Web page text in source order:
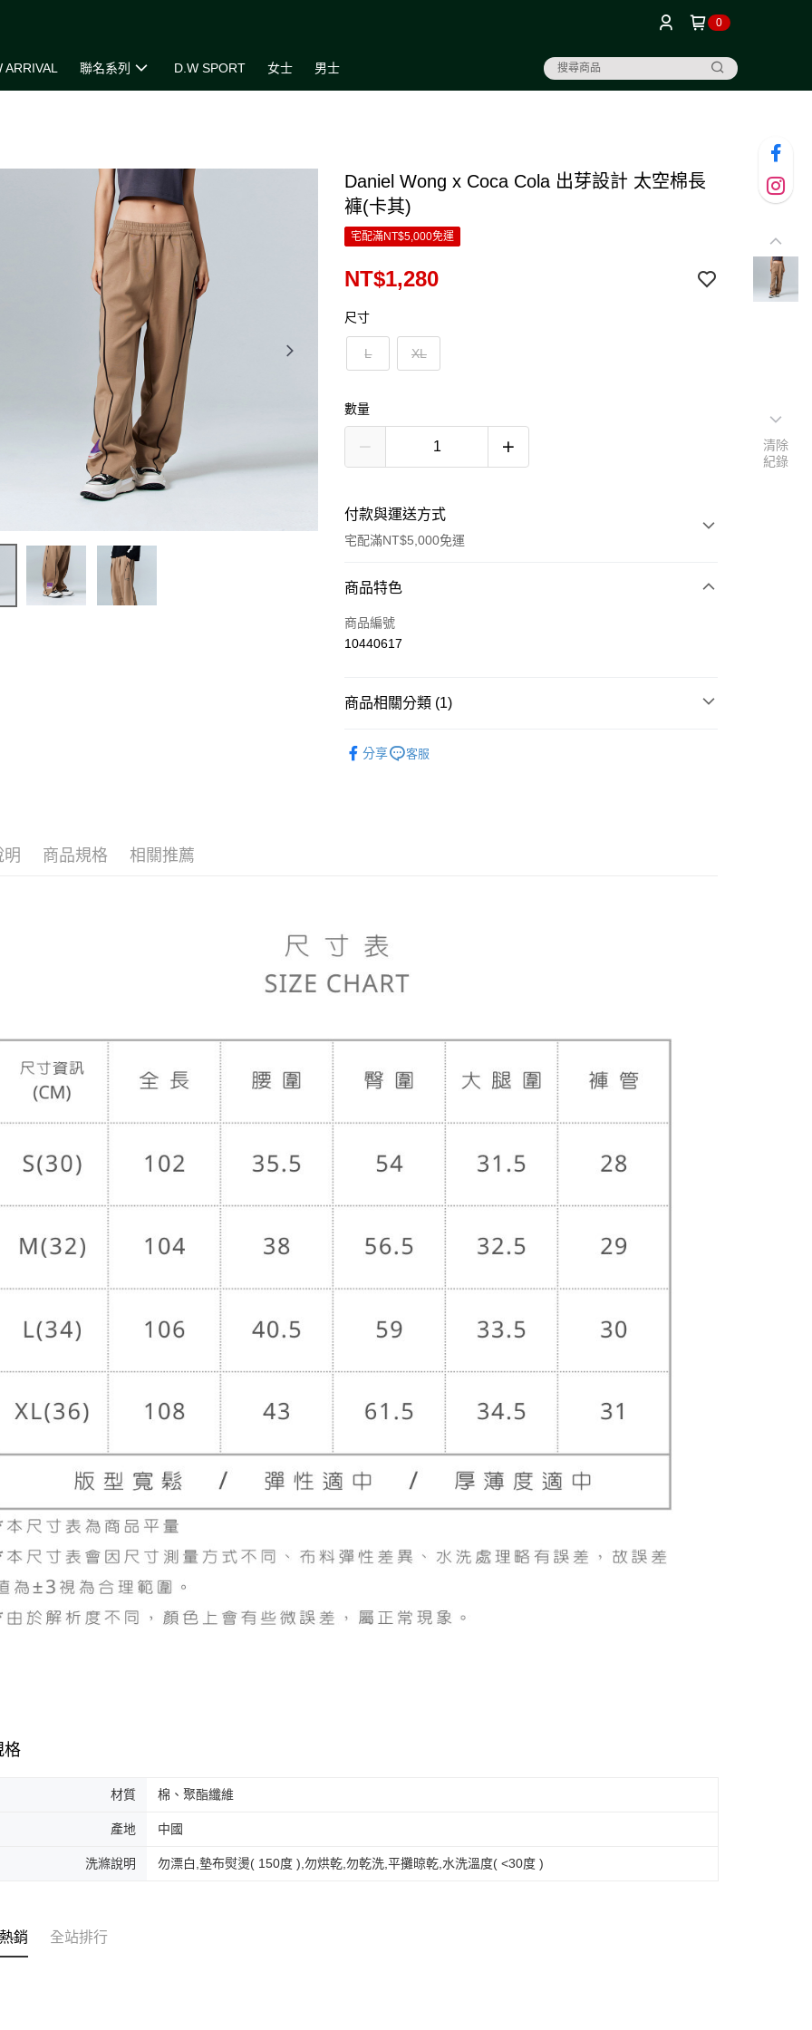
0
ARRIVAL 聯名系列 D.W SPORT 女士 男士
Daniel Wong x Coca Cola 出芽設計 太空棉長
褲(卡其)
宅配滿NT$5,000免運
NT$1,280
尺寸
L XL
數量
付款與運送方式
宅配滿NT$5,000免運
付款方式
信用卡一次付款
商品特色
商品編號
10440617
商品相關分類 (1)
分享
客服
明 商品規格 相關推薦
格
材質 棉、聚酯纖維
產地 中國
洗滌說明 勿漂白,墊布熨燙( 150度 ),勿烘乾,勿乾洗,平攤晾乾,水洗溫度( <30度 )
銷 全站排行
清除
紀錄